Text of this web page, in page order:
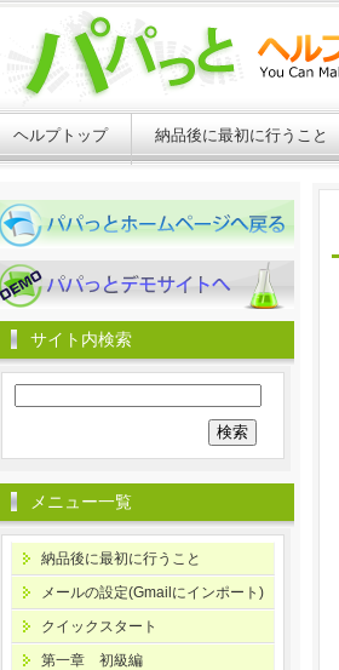
ヘルプトップ 納品後に最初に行うこと
パパっとホームページへ戻る
パパっとホームページへ戻る
サイト内検索
メニュー一覧
納品後に最初に行うこと
メールの設定(Gmailにインポート)
クイックスタート
第一章 初級編